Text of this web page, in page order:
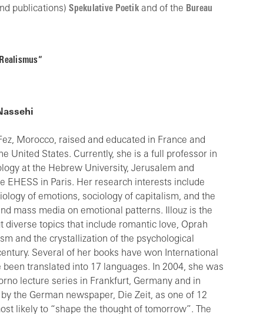
publications)Spekulative Poetikand of the Bureau
Morocco, raised and educated in France and
United States. Currently, she is a full professor in
at the Hebrew University, Jerusalem and
EHESS in Paris. Her research interests include
of emotions, sociology of capitalism, and the
mass media on emotional patterns. Illouz is the
diverse topics that include romantic love, Oprah
and the crystallization of the psychological
Several of her books have won International
translated into 17 languages. In 2004, she was
lecture series in Frankfurt, Germany and in
the German newspaper, Die Zeit, as one of 12
likely to “shape the thought of tomorrow”. The